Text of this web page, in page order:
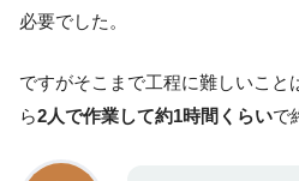
必要でした。
ですがそこまで工程に難しいこと
ら2人で作業して約1時間くらいで